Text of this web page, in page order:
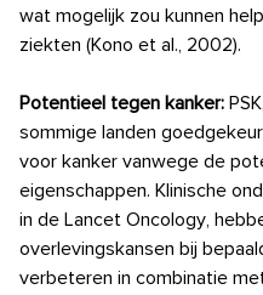
wat mogelijk zou kunnen
ziekten (Kono et al., 2002).
Potentieel tegen kanker:
sommige landen
voor kanker vanwege de
eigenschappen. Klinische
in de Lancet Oncology,
overlevingskansen bij
verbeteren in combinatie